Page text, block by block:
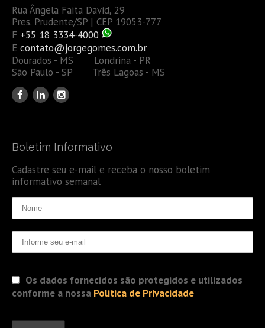
Rua Ângela Faita David, 29
Pres. Prudente/SP | CEP 19053-777
F +55 18 3334-4000
E contato@jorgegomes.com.br
Dourados - MS Londrina - PR
São Paulo - SP Três Lagoas - MS
Boletim Informativo
Cadastre seu e-mail e receba o nosso boletim
informativo semanal
Os dados fornecidos são protegidos e utilizados
conforme a nossa Politica de Privacidade